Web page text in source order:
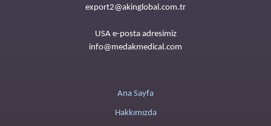
export2@akinglobal.com.tr
USA e-posta adresimiz
info@medakmedical.com
Ana Sayfa
Hakkımızda